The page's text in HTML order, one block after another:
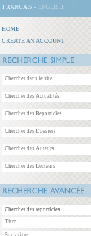
FRANCAIS - ENGLISH
HOME
CREATE AN ACCOUNT
Chercher des reporticles